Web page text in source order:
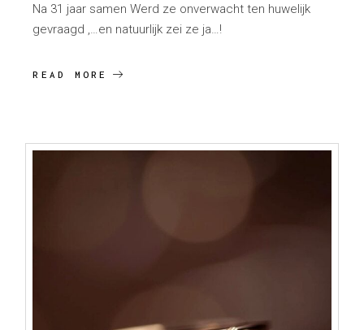
Na 31 jaar samen Werd ze onverwacht ten huwelijk
gevraagd ,…en natuurlijk zei ze ja…!
READ MORE